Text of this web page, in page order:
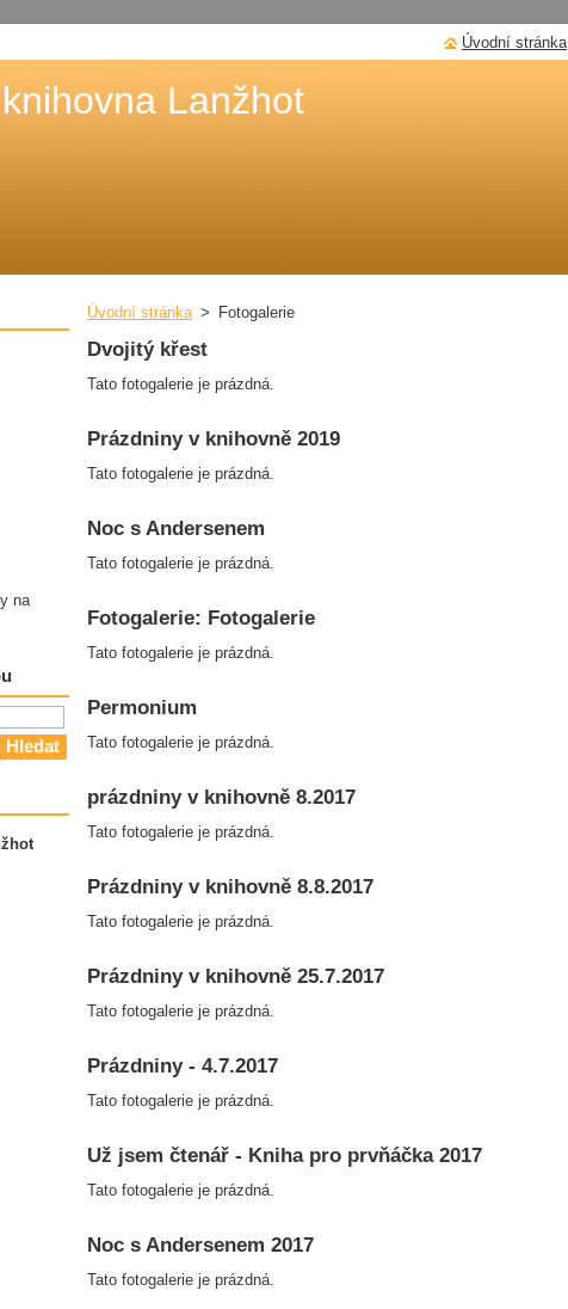
Lanžhot
Úvodní stránka > Fotogalerie
Dvojitý křest
Tato fotogalerie je prázdná.
Prázdniny v knihovně 2019
Tato fotogalerie je prázdná.
Noc s Andersenem
Tato fotogalerie je prázdná.
Fotogalerie: Fotogalerie
Tato fotogalerie je prázdná.
Permonium
Tato fotogalerie je prázdná.
prázdniny v knihovně 8.2017
Tato fotogalerie je prázdná.
Prázdniny v knihovně 8.8.2017
Tato fotogalerie je prázdná.
Prázdniny v knihovně 25.7.2017
Tato fotogalerie je prázdná.
Prázdniny - 4.7.2017
Tato fotogalerie je prázdná.
Už jsem čtenář - Kniha pro prvňáčka 2017
Tato fotogalerie je prázdná.
Noc s Andersenem 2017
Tato fotogalerie je prázdná.
na
Úvodní stránka